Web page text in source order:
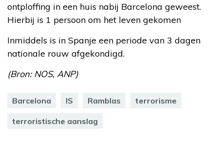
ontploffing in een huis nabij Barcelona geweest.
Hierbij is 1 persoon om het leven gekomen
Inmiddels is in Spanje een periode van 3 dagen
nationale rouw afgekondigd.
(Bron: NOS, ANP)
Barcelona IS Ramblas terrorisme
terroristische aanslag